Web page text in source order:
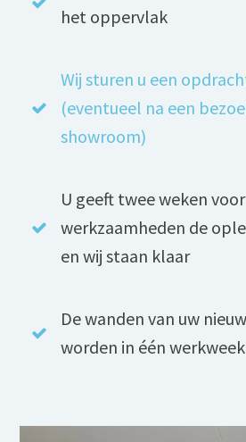
het oppervlak
Wij sturen u een
(eventueel na een
showroom)
U geeft twee weken
werkzaamheden de
en wij staan klaar
De wanden van uw
worden in één